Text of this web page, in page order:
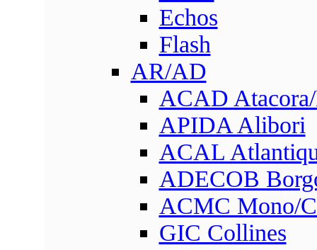
Echos
Flash
AR/AD
ACAD
APIDA Alibori
ACAL
ADECOB
ACMC Mono/
GIC Collines